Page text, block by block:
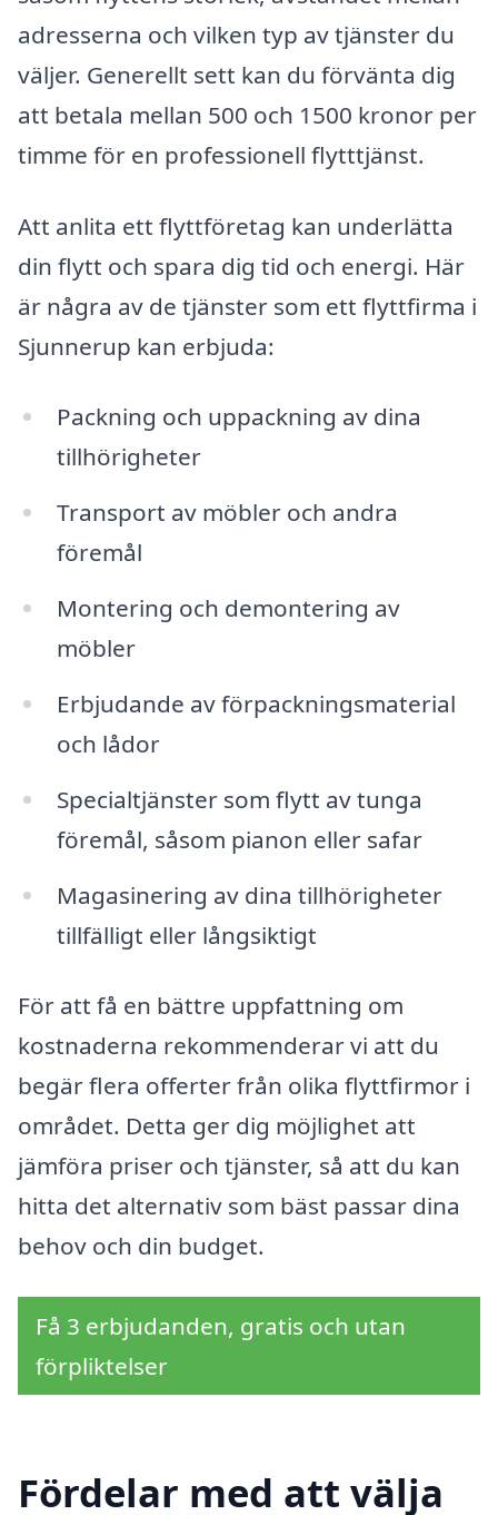
adresserna och vilken typ av tjänster du
väljer. Generellt sett kan du förvänta dig
att betala mellan 500 och 1500 kronor per
timme för en professionell flytttjänst.
Att anlita ett flyttföretag kan underlätta
din flytt och spara dig tid och energi. Här
är några av de tjänster som ett flyttfirma i
Sjunnerup kan erbjuda:
Packning och uppackning av dina
tillhörigheter
Transport av möbler och andra
föremål
Montering och demontering av
möbler
Erbjudande av förpackningsmaterial
och lådor
Specialtjänster som flytt av tunga
föremål, såsom pianon eller safar
Magasinering av dina tillhörigheter
tillfälligt eller långsiktigt
För att få en bättre uppfattning om
kostnaderna rekommenderar vi att du
begär flera offerter från olika flyttfirmor i
området. Detta ger dig möjlighet att
jämföra priser och tjänster, så att du kan
hitta det alternativ som bäst passar dina
behov och din budget.
Få 3 erbjudanden, gratis och utan
förpliktelser
Fördelar med att välja